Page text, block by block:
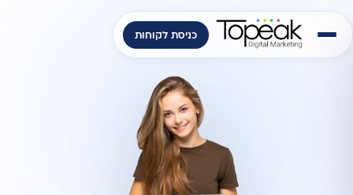
כניסת לקוחות